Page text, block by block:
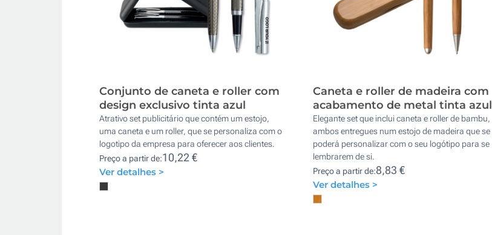
Conjunto de caneta e roller com
design exclusivo tinta azul
Atrativo set publicitário que contém um estojo,
uma caneta e um roller, que se personaliza com o
logotipo da empresa para oferecer aos clientes.
Preço a partir de:10,22 €
Ver detalhes >
Caneta e roller de madeira com
acabamento de metal tinta azul
Elegante set que inclui caneta e roller de bambu,
ambos entregues num estojo de madeira que se
poderá personalizar com o seu logótipo para se
lembrarem de si.
Preço a partir de:8,83 €
Ver detalhes >